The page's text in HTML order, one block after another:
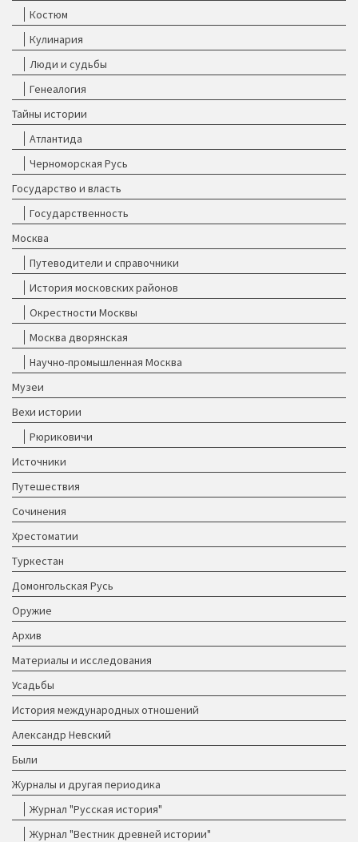
Костюм
Кулинария
Люди и судьбы
Генеалогия
Тайны истории
Атлантида
Черноморская Русь
Государство и власть
Государственность
Москва
Путеводители и справочники
История московских районов
Окрестности Москвы
Москва дворянская
Научно-промышленная Москва
Музеи
Вехи истории
Рюриковичи
Источники
Путешествия
Сочинения
Хрестоматии
Туркестан
Домонгольская Русь
Оружие
Архив
Материалы и исследования
Усадьбы
История международных отношений
Александр Невский
Были
Журналы и другая периодика
Журнал "Русская история"
Журнал "Вестник древней истории"